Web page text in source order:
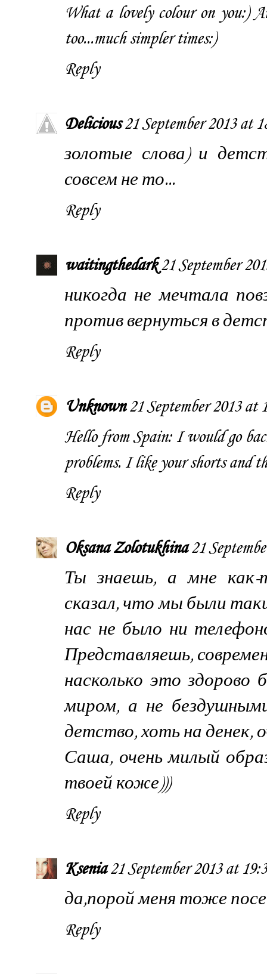
What a lovely colour on you:)
too...much simpler times:)
Reply
Delicious 21 September 2013 at
золотые слова) и
совсем не то...
Reply
waitingthedark21 September
никогда не мечтала
против вернуться в
Reply
Unknown 21 September 2013 at
Hello from Spain: I would go
problems. I like your shorts and
Reply
Oksana Zolotukhina 21
Ты знаешь, а мне как-
сказал, что мы были
нас не было ни
Представляешь,
насколько это
миром, а не
детство, хоть на денек,
Саша, очень милый
твоей коже)))
Reply
Ksenia 21 September 2013 at
да,порой меня тоже
Reply